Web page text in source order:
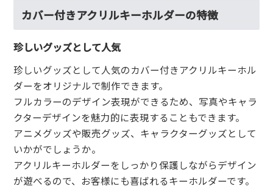
カバー付きアクリルキーホルダーの特徴
珍しいグッズとして人気
珍しいグッズとして人気のカバー付きアクリルキーホル
ダーをオリジナルで制作できます。
フルカラーのデザイン表現ができるため、写真やキャラ
クターデザインを魅力的に表現することもできます。
アニメグッズや販売グッズ、キャラクターグッズとして
いかがでしょうか。
アクリルキーホルダーをしっかり保護しながらデザイン
が遊べるので、お客様にも喜ばれるキーホルダーです。